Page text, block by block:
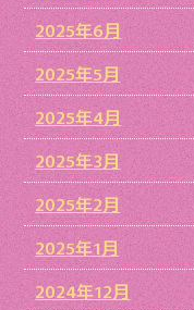
2025年6月
2025年5月
2025年4月
2025年3月
2025年2月
2025年1月
2024年12月